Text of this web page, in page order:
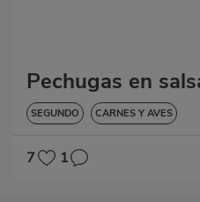
Pechugas en
SEGUNDO CARNES Y AVES
7 1